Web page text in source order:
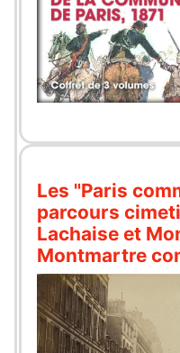
Les "Paris
parcours
Lachaise et
Montmartre